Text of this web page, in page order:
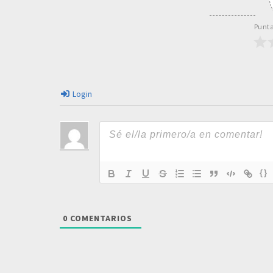
Login
{}
0 COMENTARIOS